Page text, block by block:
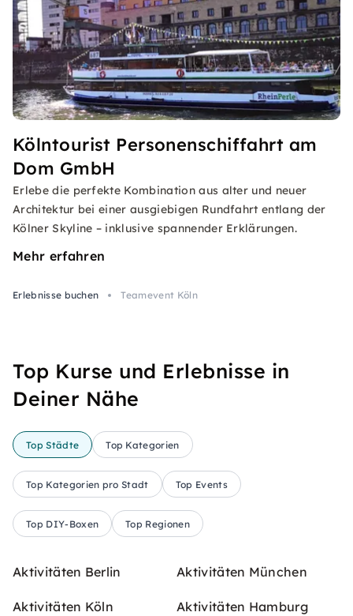
Kölntourist Personenschiffahrt am
Dom GmbH
Erlebe die perfekte Kombination aus alter und neuer
Architektur bei einer ausgiebigen Rundfahrt entlang der
Kölner Skyline – inklusive spannender Erklärungen.
Mehr erfahren
Erlebnisse buchen Teamevent Köln
Top Kurse und Erlebnisse in
Deiner Nähe
Top Städte Top Kategorien
Top Kategorien pro Stadt Top Events
Top DIY-Boxen Top Regionen
Aktivitäten Berlin Aktivitäten München
Aktivitäten Köln Aktivitäten Hamburg